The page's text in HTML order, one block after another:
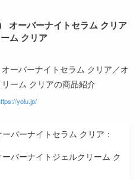
オーバーナイトセラム クリア
ム クリア
yolu.jp/
バーナイトセラム クリア：
ナイトジェルクリーム ク